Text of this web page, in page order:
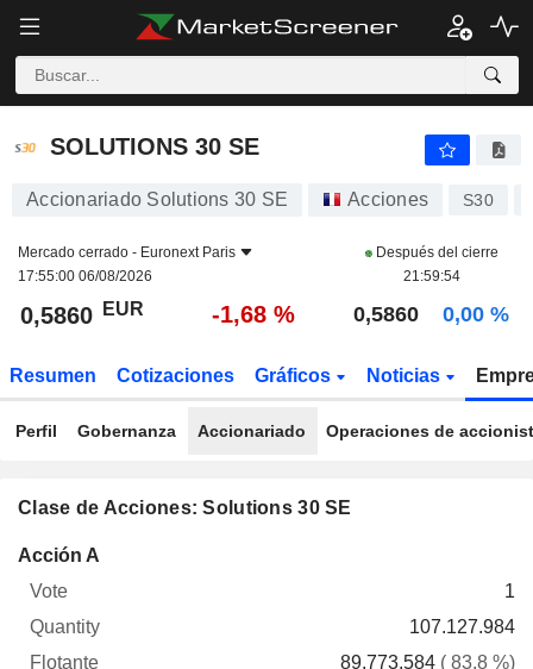
SOLUTIONS 30 SE
SOLUTIONS 30 SE
Accionariado Solutions 30 SE Acciones S30
Mercado cerrado - Euronext Paris
17:55:00 06/08/2026
Después del cierre
21:59:54
0,5860 EUR -1,68 % 0,5860 0,00 %
Resumen Cotizaciones Gráficos Noticias
Perfil Gobernanza Accionariado Operaciones de
Clase de Acciones: Solutions 30 SE
Acción A
1
107.127.984
89.773.584 ( 83,8 %)